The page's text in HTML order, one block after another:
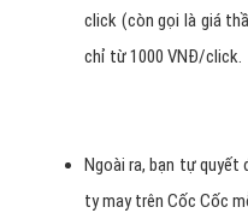
click (còn gọi là giá
chỉ từ 1000 VNĐ/click.
Ngoài ra, bạn tự
ty may trên Cốc Cốc